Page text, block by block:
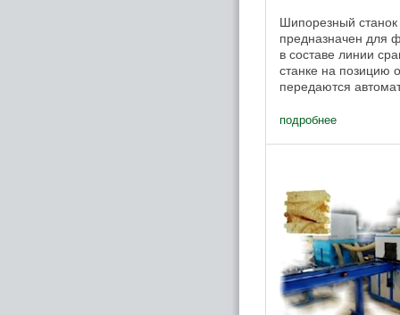
Шипорезный
предназначен для
в составе линии
станке на позицию
передаются
АСТРА-ШК
подробнее